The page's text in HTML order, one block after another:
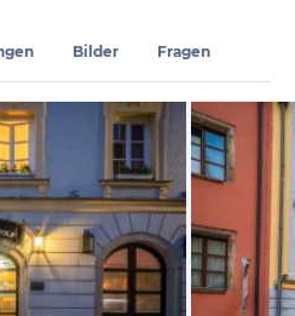
Bilder Fragen